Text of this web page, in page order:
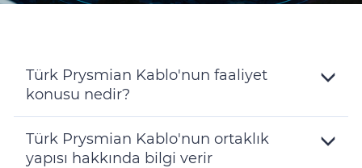
Türk Prysmian Kablo'nun faaliyet
konusu nedir?
Details
Türk Prysmian Kablo'nun ortaklık
yapısı hakkında bilgi verir